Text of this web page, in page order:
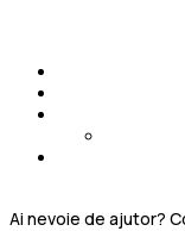
Ai nevoie de ajutor?